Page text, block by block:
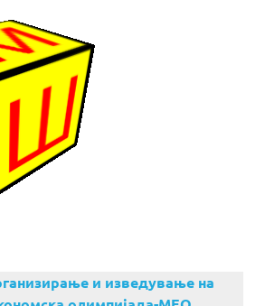
и изведување на